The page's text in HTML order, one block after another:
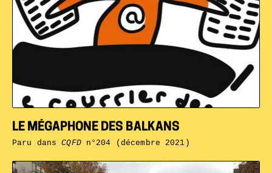
LE MÉGAPHONE DES BALKANS
Paru dansCQFDn°204 (décembre 2021)